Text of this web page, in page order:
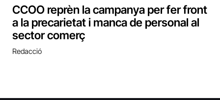
CCOO reprèn la campanya per fer front
a la precarietat i manca de personal al
sector comerç
Redacció